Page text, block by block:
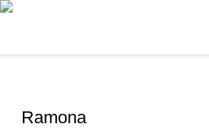
Ramona